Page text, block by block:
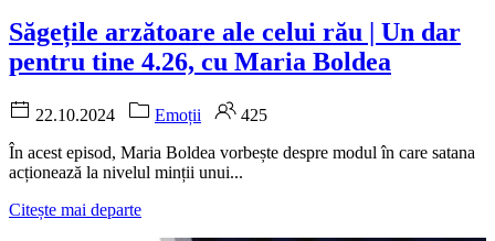
Săgețile arzătoare ale celui rău | Un dar
pentru tine 4.26, cu Maria Boldea
22.10.2024 Emoții
425
În acest episod, Maria Boldea vorbește despre modul în care satana
acționează la nivelul minții unui...
Citește mai departe